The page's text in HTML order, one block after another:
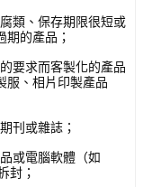
類、保存期限很短或
期的產品；
要求而客製化的產品
服、相片印製產品
刊或雜誌；
或電腦軟體（如
封；